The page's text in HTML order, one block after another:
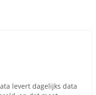
levert dagelijks data